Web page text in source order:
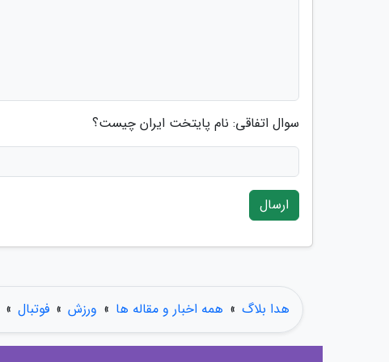
سوال اتفاقی: نام پایتخت ایران چیست؟
ارسال
هدا بلاگ » همه اخبار و مقاله ها » ورزش » فوتبال »